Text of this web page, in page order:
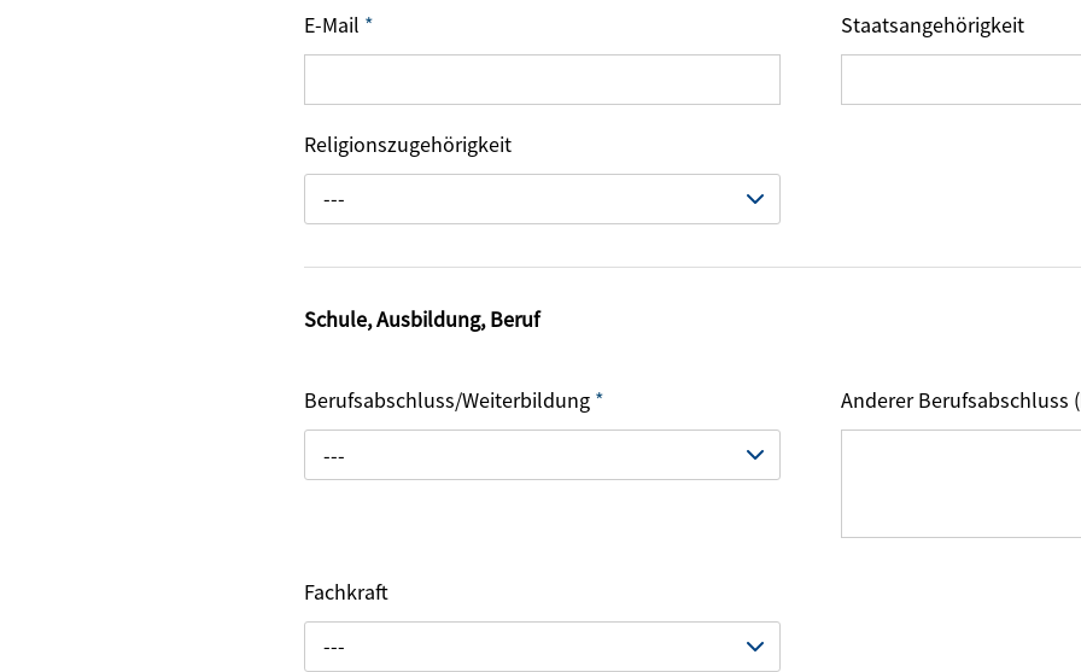
E-Mail * Staatsangehörigkeit
Religionszugehörigkeit
---
Schule, Ausbildung, Beruf
Berufsabschluss/Weiterbildung *
---
Anderer Berufsabschluss
Fachkraft
---